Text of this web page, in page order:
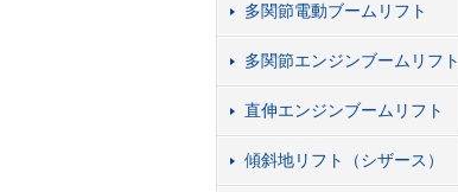
多関節電動ブームリフト
多関節エンジンブームリフト
直伸エンジンブームリフト
傾斜地リフト（シザース）